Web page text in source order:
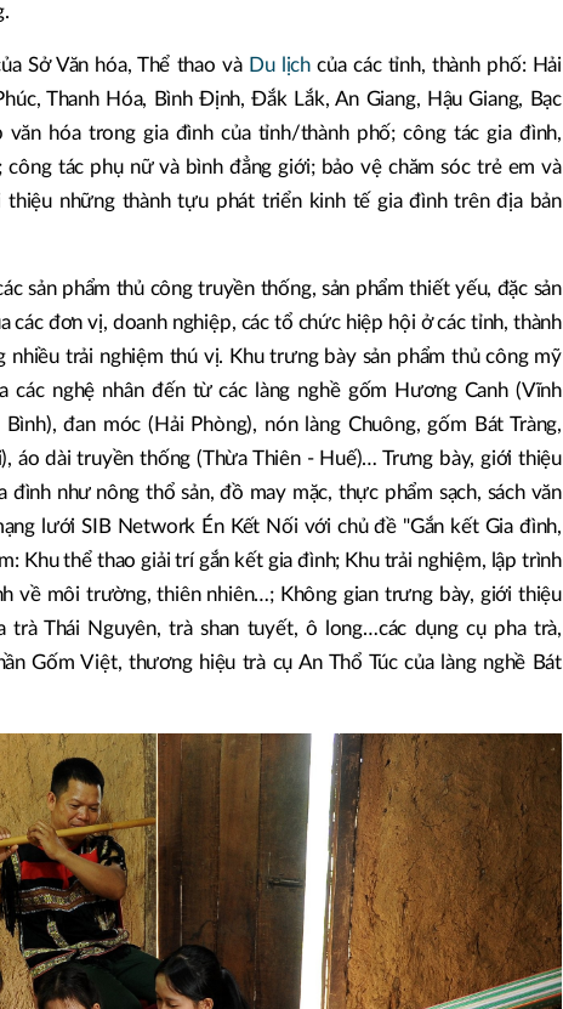
Sở Văn hóa, Thể thao và Du lịchcủa các tỉnh, thành phố: Hải
Thanh Hóa, Bình Định, Đắk Lắk, An Giang, Hậu Giang, Bạc
hóa trong gia đình của tỉnh/thành phố; công tác gia đình,
tác phụ nữ và bình đẳng giới; bảo vệ chăm sóc trẻ em và
những thành tựu phát triển kinh tế gia đình trên địa bản
sản phẩm thủ công truyền thống, sản phẩm thiết yếu, đặc sản
các đơn vị, doanh nghiệp, các tổ chức hiệp hội ở các tỉnh, thành
nhiều trải nghiệm thú vị. Khu trưng bày sản phẩm thủ công mỹ
các nghệ nhân đến từ các làng nghề gốm Hương Canh (Vĩnh
đan móc (Hải Phòng), nón làng Chuông, gốm Bát Tràng,
áo dài truyền thống (Thừa Thiên - Huế)… Trưng bày, giới thiệu
đình như nông thổ sản, đồ may mặc, thực phẩm sạch, sách văn
lưới SIB Network Én Kết Nối với chủ đề "Gắn kết Gia đình,
Khu thể thao giải trí gắn kết gia đình; Khu trải nghiệm, lập trình
về môi trường, thiên nhiên…; Không gian trưng bày, giới thiệu
trà Thái Nguyên, trà shan tuyết, ô long…các dụng cụ pha trà,
Gốm Việt, thương hiệu trà cụ An Thổ Túc của làng nghề Bát